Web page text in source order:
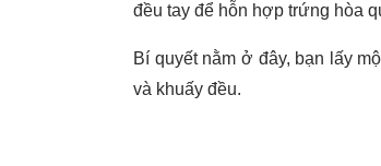
đều tay để hỗn hợp trứng hòa
Bí quyết nằm ở đây, bạn lấy
và khuấy đều.